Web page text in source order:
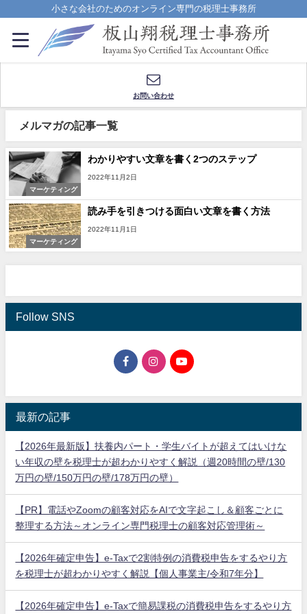
小さな会社のためのオンライン専門の税理士事務所
お問い合わせ
メルマガの記事一覧
マーケティング
わかりやすい文章を書く2つのステップ
2022年11月2日
マーケティング
読み手を引きつける面白い文章を書く方法
2022年11月1日
Follow SNS
最新の記事
【2026年最新版】扶養内パート・学生バイトが超えてはいけな
い年収の壁を税理士が超わかりやすく解説（週20時間の壁/130
万円の壁/150万円の壁/178万円の壁）
【PR】電話やZoomの顧客対応をAIで文字起こし＆顧客ごとに
整理する方法～オンライン専門税理士の顧客対応管理術～
【2026年確定申告】e-Taxで2割特例の消費税申告をするやり方
を税理士が超わかりやすく解説【個人事業主/令和7年分】
【2026年確定申告】e-Taxで簡易課税の消費税申告をするやり方